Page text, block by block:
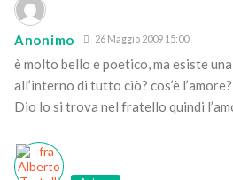
Anonimo 26 Maggio 2009 15:00
è molto bello e poetico, ma esiste
all’interno di tutto ciò? cos’è
Dio lo si trova nel fratello quindi